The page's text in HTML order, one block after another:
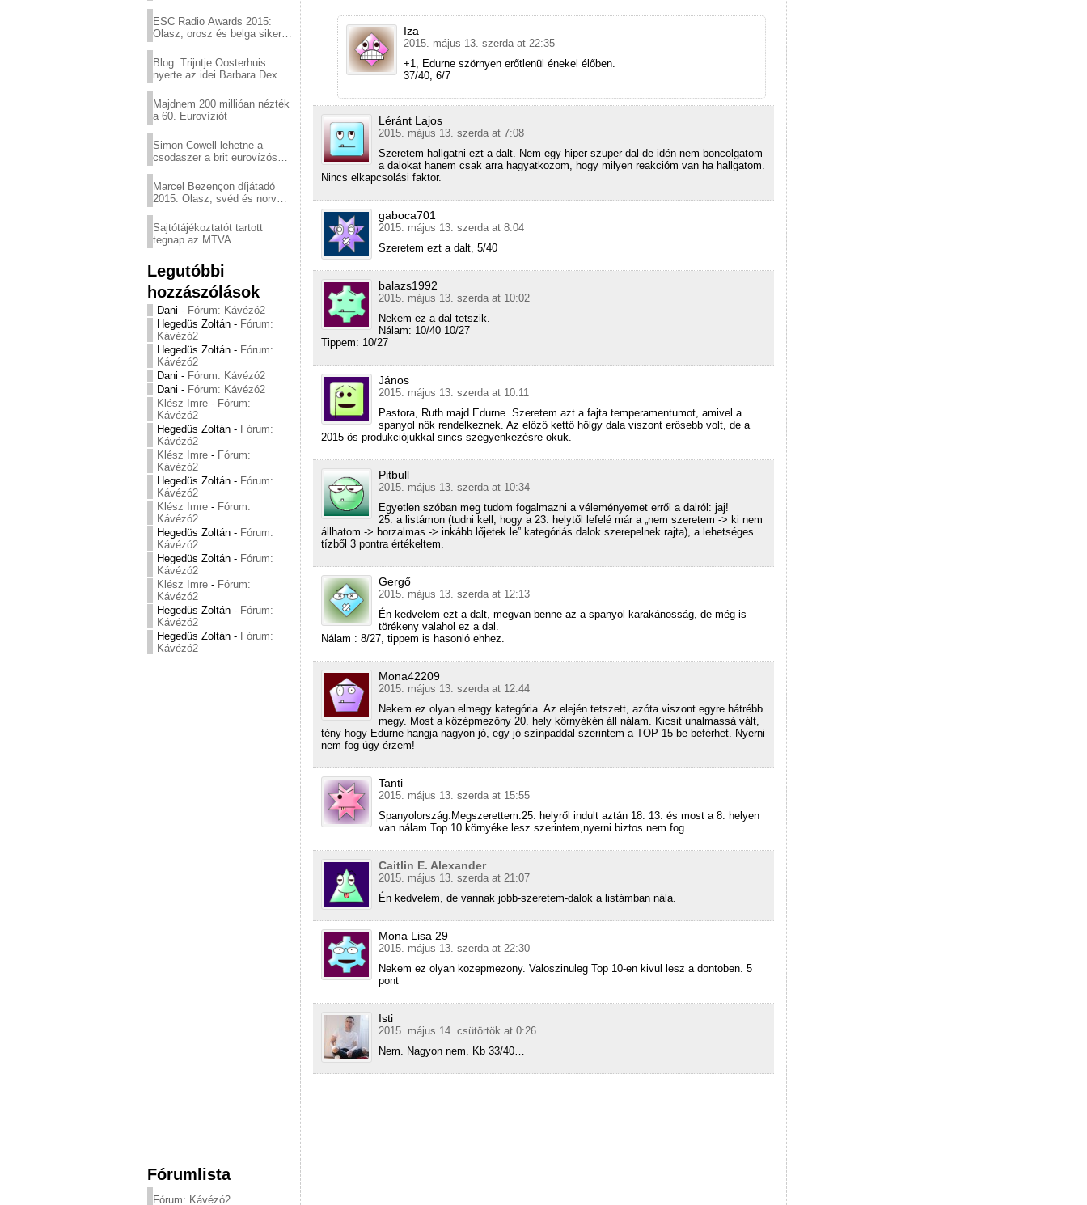
ESC Radio Awards 2015:
Olasz, orosz és belga siker,
Blog: Trijntje Oosterhuis
nyerte az idei Barbara Dex
Majdnem 200 millióan nézték
a 60. Eurovíziót
Simon Cowell lehetne a
csodaszer a brit eurovízós
Marcel Bezençon díjátadó
2015: Olasz, svéd és norvég
Sajtótájékoztatót tartott
tegnap az MTVA
Legutóbbi
hozzászólások
Dani - Fórum: Kávézó2
Hegedüs Zoltán - Fórum:
Kávézó2
Hegedüs Zoltán - Fórum:
Kávézó2
Dani - Fórum: Kávézó2
Dani - Fórum: Kávézó2
Klész Imre - Fórum:
Kávézó2
Hegedüs Zoltán - Fórum:
Kávézó2
Klész Imre - Fórum:
Kávézó2
Hegedüs Zoltán - Fórum:
Kávézó2
Klész Imre - Fórum:
Kávézó2
Hegedüs Zoltán - Fórum:
Kávézó2
Hegedüs Zoltán - Fórum:
Kávézó2
Klész Imre - Fórum:
Kávézó2
Hegedüs Zoltán - Fórum:
Kávézó2
Hegedüs Zoltán - Fórum:
Kávézó2
Fórumlista
Fórum: Kávézó2
Iza
2015. május 13. szerda at 22:35
+1, Edurne szörnyen erőtlenül énekel élőben.
37/40, 6/7
Léránt Lajos
2015. május 13. szerda at 7:08
Szeretem hallgatni ezt a dalt. Nem egy hiper szuper dal de idén nem boncolgatom
a dalokat hanem csak arra hagyatkozom, hogy milyen reakcióm van ha hallgatom.
Nincs elkapcsolási faktor.
gaboca701
2015. május 13. szerda at 8:04
Szeretem ezt a dalt, 5/40
balazs1992
2015. május 13. szerda at 10:02
Nekem ez a dal tetszik.
Nálam: 10/40 10/27
Tippem: 10/27
János
2015. május 13. szerda at 10:11
Pastora, Ruth majd Edurne. Szeretem azt a fajta temperamentumot, amivel a
spanyol nők rendelkeznek. Az előző kettő hölgy dala viszont erősebb volt, de a
2015-ös produkciójukkal sincs szégyenkezésre okuk.
Pitbull
2015. május 13. szerda at 10:34
Egyetlen szóban meg tudom fogalmazni a véleményemet erről a dalról: jaj!
25. a listámon (tudni kell, hogy a 23. helytől lefelé már a „nem szeretem -> ki nem
állhatom -> borzalmas -> inkább lőjetek le” kategóriás dalok szerepelnek rajta), a lehetséges
tízből 3 pontra értékeltem.
Gergő
2015. május 13. szerda at 12:13
Én kedvelem ezt a dalt, megvan benne az a spanyol karakánosság, de még is
törékeny valahol ez a dal.
Nálam : 8/27, tippem is hasonló ehhez.
Mona42209
2015. május 13. szerda at 12:44
Nekem ez olyan elmegy kategória. Az elején tetszett, azóta viszont egyre hátrébb
megy. Most a középmezőny 20. hely környékén áll nálam. Kicsit unalmassá vált,
tény hogy Edurne hangja nagyon jó, egy jó színpaddal szerintem a TOP 15-be beférhet. Nyerni
nem fog úgy érzem!
Tanti
2015. május 13. szerda at 15:55
Spanyolország:Megszerettem.25. helyről indult aztán 18. 13. és most a 8. helyen
van nálam.Top 10 környéke lesz szerintem,nyerni biztos nem fog.
Caitlin E. Alexander
2015. május 13. szerda at 21:07
Én kedvelem, de vannak jobb-szeretem-dalok a listámban nála.
Mona Lisa 29
2015. május 13. szerda at 22:30
Nekem ez olyan kozepmezony. Valoszinuleg Top 10-en kivul lesz a dontoben. 5
pont
Isti
2015. május 14. csütörtök at 0:26
Nem. Nagyon nem. Kb 33/40…